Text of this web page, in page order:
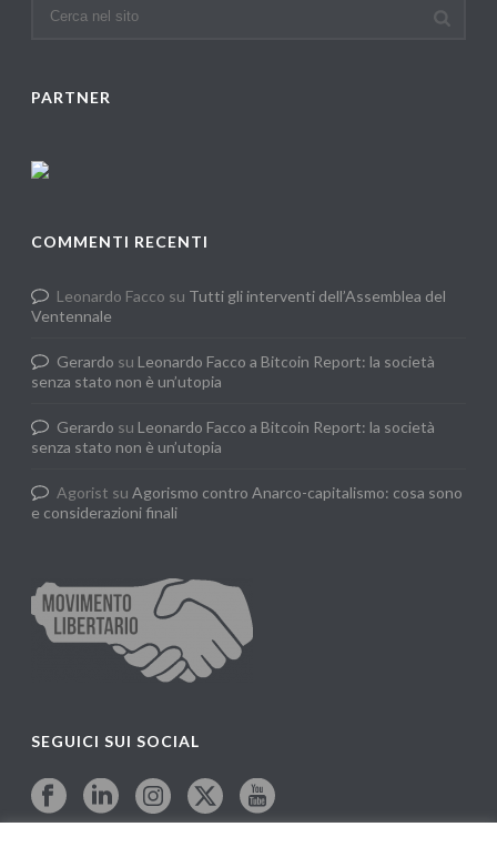
PARTNER
COMMENTI RECENTI
Leonardo Facco su Tutti gli interventi dell’Assemblea del
Ventennale
Gerardo su Leonardo Facco a Bitcoin Report: la società
senza stato non è un’utopia
Gerardo su Leonardo Facco a Bitcoin Report: la società
senza stato non è un’utopia
Agorist suAgorismo contro Anarco-capitalismo: cosa sono
e considerazioni finali
SEGUICI SUI SOCIAL